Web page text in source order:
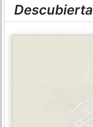
Descubierta